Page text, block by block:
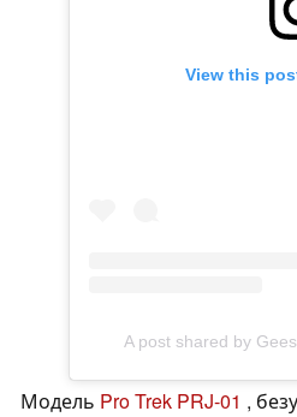
View this
A post shared by
Модель Pro Trek PRJ-01 ,